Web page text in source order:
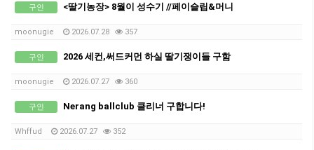
구인 <딸기농장> 8월이 성수기 //페이슬립&머니
moonugie 2026.07.28 357
구인 2026 세컨,써드커먼 하실 딸기쟁이들 구함
moonugie 2026.07.27 360
구인 Nerang ballclub 클리너 구합니다!
Whffud 2026.07.27 352